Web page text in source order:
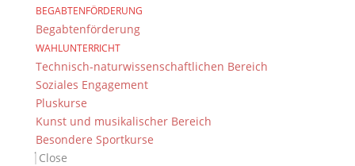
BEGABTENFÖRDERUNG
Begabtenförderung
WAHLUNTERRICHT
Technisch-naturwissenschaftlichen Bereich
Soziales Engagement
Pluskurse
Kunst und musikalischer Bereich
Besondere Sportkurse
Close